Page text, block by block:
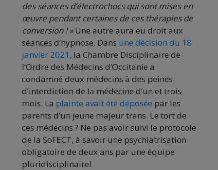
des séances d’électrochocs qui sont mises en
œuvre pendant certaines de ces thérapies de
conversion ! »Une autre aura eu droit aux
séances d’hypnose. Dans une décision du 18
janvier 2021, la Chambre Disciplinaire de
l’Ordre des Médecins d’Occitanie a
condamné deux médecins à des peines
d’interdiction de la médecine d’un et trois
mois. La plainte avait été déposée par les
parents d’un jeune majeur trans. Le tort de
ces médecins ? Ne pas avoir suivi le protocole
de la SoFECT, à savoir une psychiatrisation
obligatoire de deux ans par une équipe
pluridisciplinaire!